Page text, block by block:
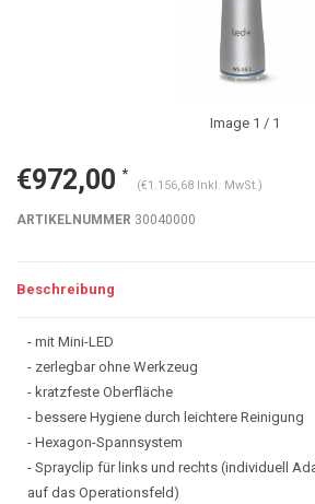
Image 1 / 1
€972,00 *
(€1.156,68 Inkl. MwSt.)
ARTIKELNUMMER 30040000
Beschreibung
- mit Mini-LED
- zerlegbar ohne Werkzeug
- kratzfeste Oberfläche
- bessere Hygiene durch leichtere Reinigung
- Hexagon-Spannsystem
- Sprayclip für links und rechts (individuell
auf das Operationsfeld)